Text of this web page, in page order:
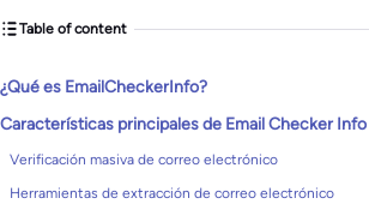
Table of content
¿Qué es EmailCheckerInfo?
Características principales de Email Checker Info
Verificación masiva de correo electrónico
Herramientas de extracción de correo electrónico